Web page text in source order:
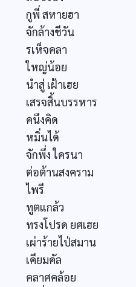
กูพี่ สหายฮา
จักล้างชีวัน
รเห็จคลา
ใหญ่น้อย
นำสู่ เฝ้าเฮย
เสรจสิ้นบรรหาร
คนึงคิด
หมิ่นได้
จักพึ่ง ใครนา
ต่อต้านสงคราม
ไพรี
ทูตแกล้ว
ทรงโปรด ยศเฮย
เผ่าร้ายไป่สมาน
เคียมคัล
คลาศคล้อย